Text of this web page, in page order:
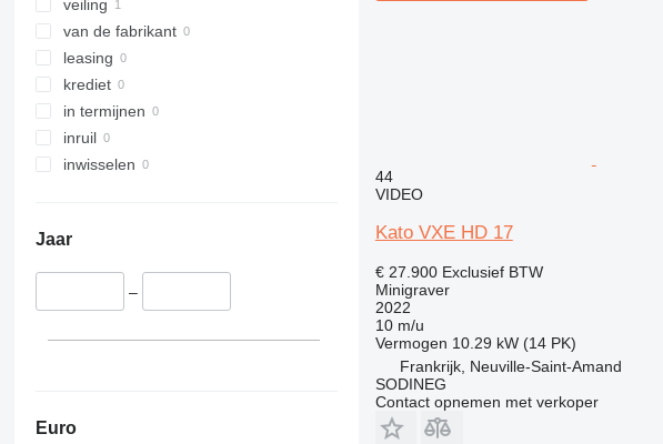
veiling
van de fabrikant
leasing
krediet
in termijnen
inruil
inwisselen
Jaar
–
Euro
44
VIDEO
Kato VXE HD 17
€ 27.900 Exclusief BTW
Minigraver
2022
10 m/u
Vermogen 10.29 kW (14 PK)
Frankrijk, Neuville-Saint-Amand
SODINEG
Contact opnemen met verkoper